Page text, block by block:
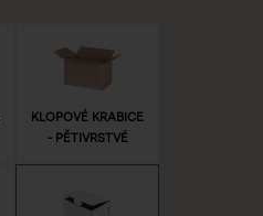
KLOPOVÉ KRABICE
- PĚTIVRSTVÉ